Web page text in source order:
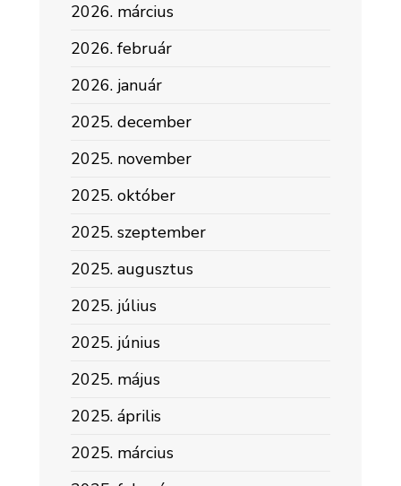
2026. március
2026. február
2026. január
2025. december
2025. november
2025. október
2025. szeptember
2025. augusztus
2025. július
2025. június
2025. május
2025. április
2025. március